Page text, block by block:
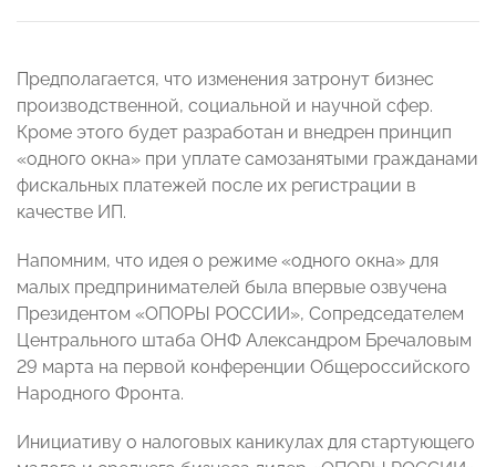
Предполагается, что изменения затронут бизнес
производственной, социальной и научной сфер.
Кроме этого будет разработан и внедрен принцип
«одного окна» при уплате самозанятыми гражданами
фискальных платежей после их регистрации в
качестве ИП.
Напомним, что идея о режиме «одного окна» для
малых предпринимателей была впервые озвучена
Президентом «ОПОРЫ РОССИИ», Сопредседателем
Центрального штаба ОНФ Александром Бречаловым
29 марта на первой конференции Общероссийского
Народного Фронта.
Инициативу о налоговых каникулах для стартующего